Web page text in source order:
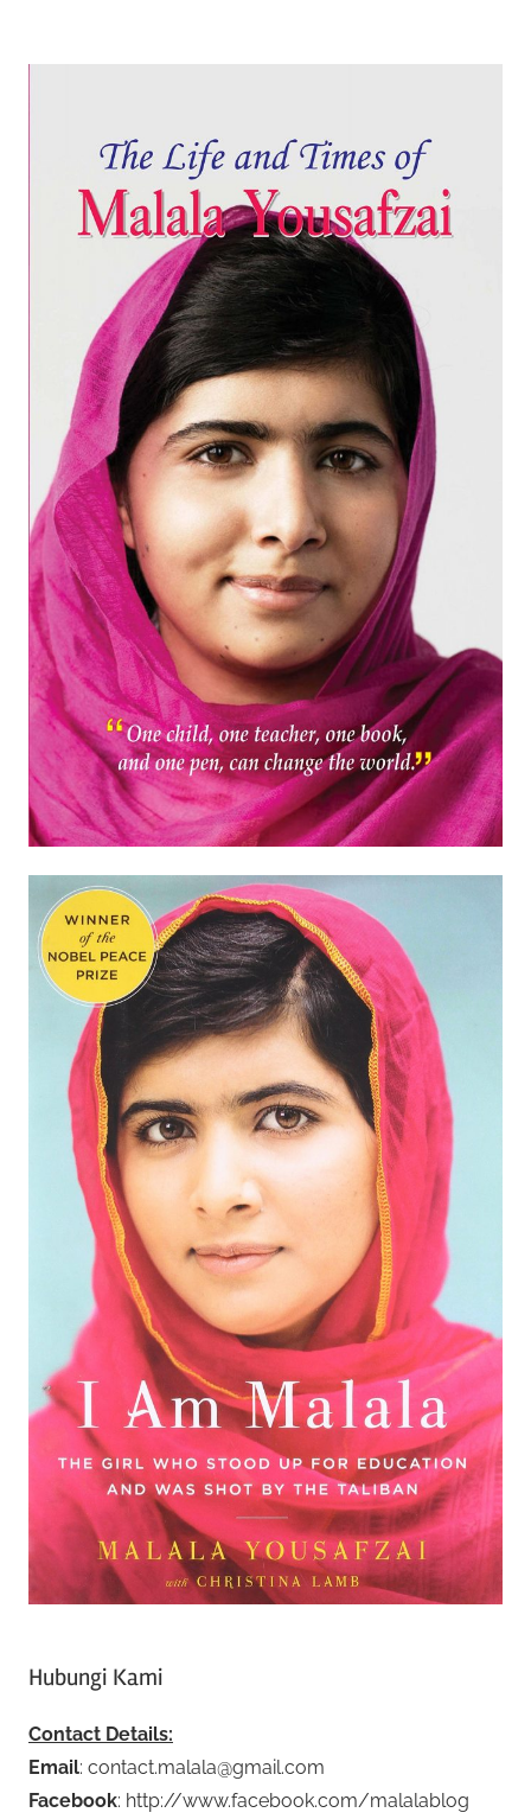
Hubungi Kami
Contact Details:
Email: contact.malala@gmail.com
Facebook: http://www.facebook.com/malalablog